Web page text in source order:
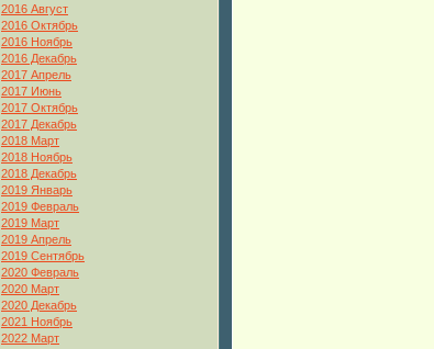
2016 Август
2016 Октябрь
2016 Ноябрь
2016 Декабрь
2017 Апрель
2017 Июнь
2017 Октябрь
2017 Декабрь
2018 Март
2018 Ноябрь
2018 Декабрь
2019 Январь
2019 Февраль
2019 Март
2019 Апрель
2019 Сентябрь
2020 Февраль
2020 Март
2020 Декабрь
2021 Ноябрь
2022 Март